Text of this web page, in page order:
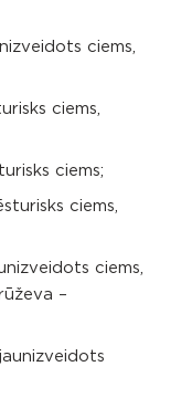
ciems,
ciems,
ciems;
ciems,
ciems,
–